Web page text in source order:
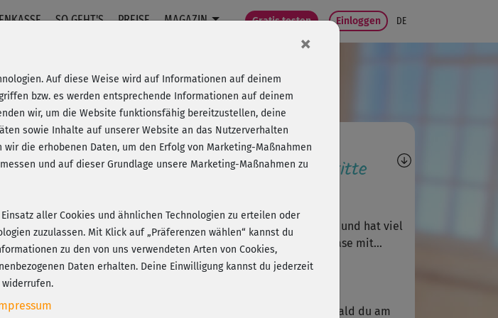
SO GEHT'S PREISE MAGAZIN Gratis testen Einloggen DE
Rabatt + Wunsch-Goodie Fragen, Antworten,
Bewertungen, Fortschritte
Der Kurs war Super, tolles Training und hat viel
Spaß gemacht, aber Cooldown Phase mit...
Die Werte werden angegeben, sobald du am
×
Auf diese Weise wird auf Informationen auf deinem
bzw. es werden entsprechende Informationen auf deinem
wir, um die Website funktionsfähig bereitzustellen, deine
sowie Inhalte auf unserer Website an das Nutzerverhalten
die erhobenen Daten, um den Erfolg von Marketing-Maßnahmen
und auf dieser Grundlage unsere Marketing-Maßnahmen zu
aller Cookies und ähnlichen Technologien zu erteilen oder
zuzulassen. Mit Klick auf „Präferenzen wählen“ kannst du
zu den von uns verwendeten Arten von Cookies,
Daten erhalten. Deine Einwilligung kannst du jederzeit
widerrufen.